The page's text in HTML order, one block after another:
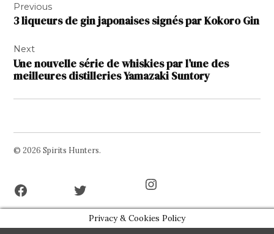
de
l’article
Previous
3 liqueurs de gin japonaises signés par Kokoro Gin
Next
Une nouvelle série de whiskies par l’une des
meilleures distilleries Yamazaki Suntory
© 2026 Spirits Hunters.
Privacy & Cookies Policy